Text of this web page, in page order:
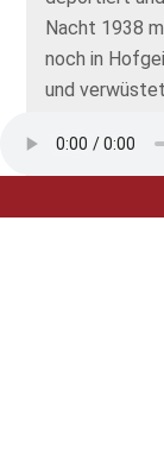
Nacht 1938
noch in
und
frei von
Auf einer